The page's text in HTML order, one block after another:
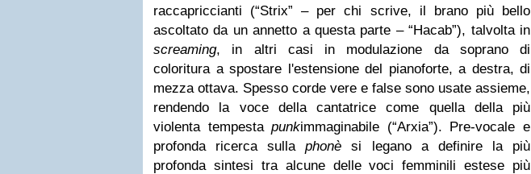
raccapriccianti (“Strix” – per chi scrive, il brano più bello
ascoltato da un annetto a questa parte – “Hacab”), talvolta in
screaming, in altri casi in modulazione da soprano di
coloritura a spostare l'estensione del pianoforte, a destra, di
mezza ottava. Spesso corde vere e false sono usate assieme,
rendendo la voce della cantatrice come quella della più
violenta tempestapunkimmaginabile (“Arxia”). Pre-vocale e
profonda ricerca sullaphonè si legano a definire la più
profonda sintesi tra alcune delle voci femminili estese più